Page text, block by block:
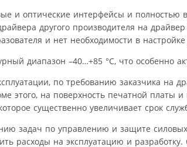
и оптические интерфейсы и
другого производителя на
и нет необходимости в настройке
диапазон –40…+85 °С, что особенно
по требованию заказчика на
этого, на поверхность печатной платы
существенно увеличивает срок
задач по управлению и защите
расходы на эксплуатацию и